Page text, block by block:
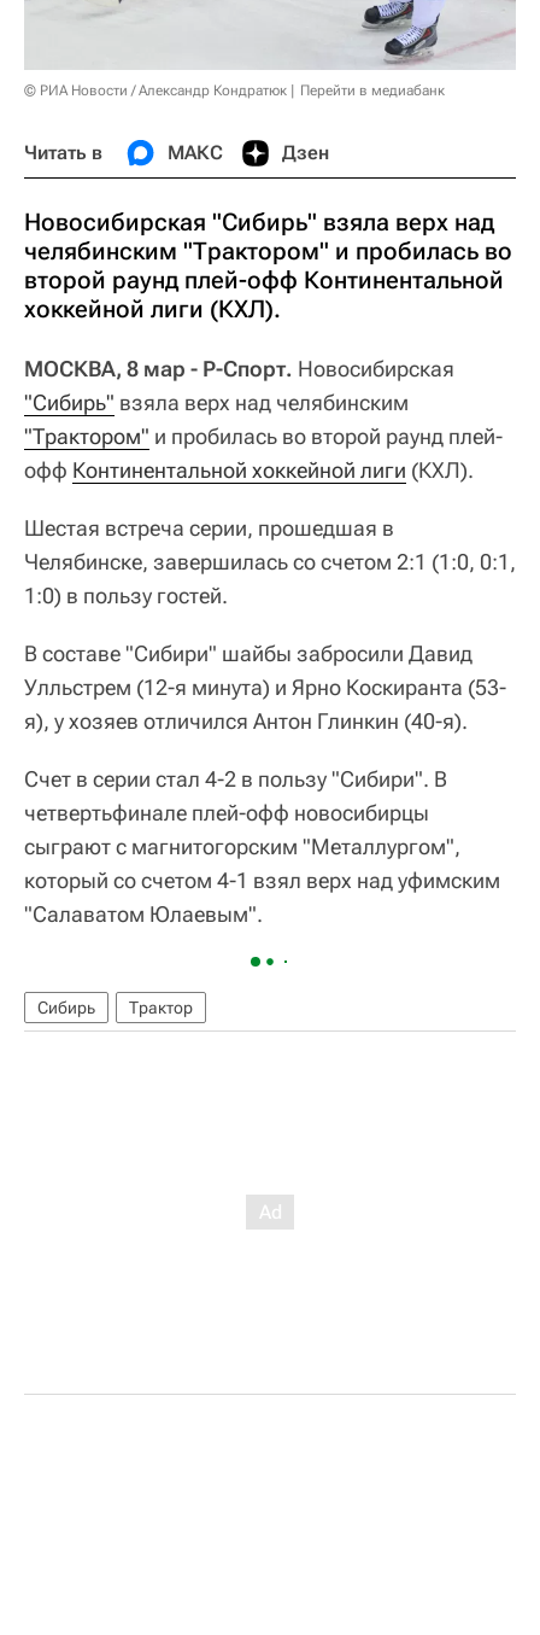
© РИА Новости / Александр Кондратюк Перейти в медиабанк
Читать в МАКС Дзен
Новосибирская "Сибирь" взяла верх над
челябинским "Трактором" и пробилась во
второй раунд плей-офф Континентальной
хоккейной лиги (КХЛ).
МОСКВА, 8 мар - Р-Спорт. Новосибирская
"Сибирь" взяла верх над челябинским
"Трактором" и пробилась во второй раунд плей-
офф Континентальной хоккейной лиги (КХЛ).
Шестая встреча серии, прошедшая в
Челябинске, завершилась со счетом 2:1 (1:0, 0:1,
1:0) в пользу гостей.
В составе "Сибири" шайбы забросили Давид
Улльстрем (12-я минута) и Ярно Коскиранта (53-
я), у хозяев отличился Антон Глинкин (40-я).
Счет в серии стал 4-2 в пользу "Сибири". В
четвертьфинале плей-офф новосибирцы
сыграют с магнитогорским "Металлургом",
который со счетом 4-1 взял верх над уфимским
"Салаватом Юлаевым".
Сибирь Трактор